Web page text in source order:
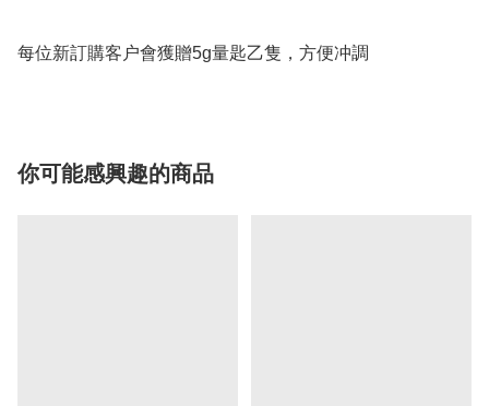
每位新訂購客户會獲贈5g量匙乙隻，方便冲調
你可能感興趣的商品